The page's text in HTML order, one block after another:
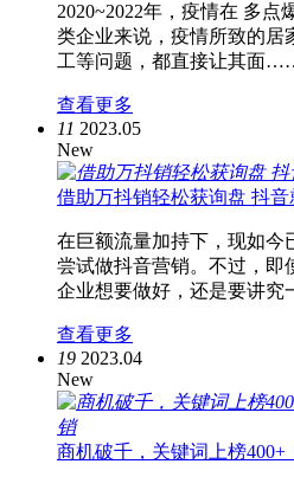
2020~2022年，疫情在 多点
类企业来说，疫情所致的居
工等问题，都直接让其面
查看更多
11 2023.05
New
借助万抖销轻松获询盘 抖
在巨额流量加持下，现如今
尝试做抖音营销。不过，即
企业想要做好，还是要讲
查看更多
19 2023.04
New
商机破千，关键词上榜